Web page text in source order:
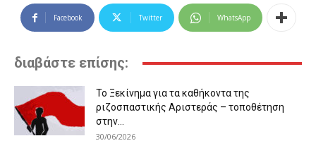
Facebook Twitter WhatsApp
διαβάστε επίσης:
Το Ξεκίνημα για τα καθήκοντα της
ριζοσπαστικής Αριστεράς – τοποθέτηση
στην...
30/06/2026